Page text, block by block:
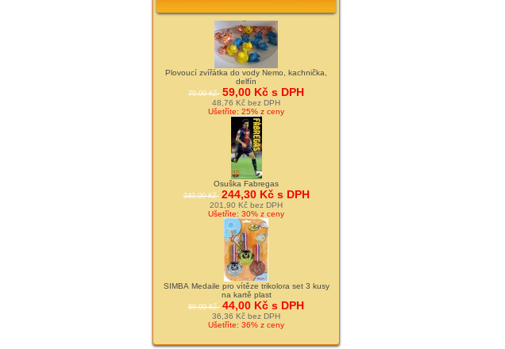
Plovoucí zvířátka do vody Nemo, kachnička,
delfín
79,00 Kč 59,00 Kč s DPH
48,76 Kč bez DPH
Ušetříte: 25% z ceny
Osuška Fabregas
349,00 Kč 244,30 Kč s DPH
201,90 Kč bez DPH
Ušetříte: 30% z ceny
SIMBA Medaile pro vítěze trikolora set 3 kusy
na kartě plast
69,00 Kč 44,00 Kč s DPH
36,36 Kč bez DPH
Ušetříte: 36% z ceny